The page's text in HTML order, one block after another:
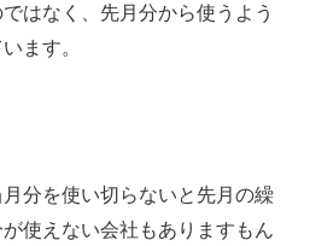
はなく、先月分から使うよう
ます。
分を使い切らないと先月の繰
が使えない会社もありますもん